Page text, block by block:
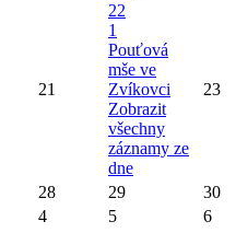
21
22
1
Pouťová
mše ve
Zvíkovci
Zobrazit
všechny
záznamy ze
dne
23
28 29
30
4 5 6